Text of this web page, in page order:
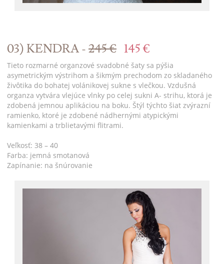
03) KENDRA -245 € 145 €
Tieto rozmarné organzové svadobné šaty sa pýšia
asymetrickým výstrihom a šikmým prechodom zo skladaného
živôtika do bohatej volánikovej sukne s vlečkou. Vzdušná
organza vytvára vlejúce vlnky po celej sukni A- strihu, ktorá je
zdobená jemnou aplikáciou na boku. Štýl týchto šiat zvýrazní
ramienko, ktoré je zdobené nádhernými atypickými
kamienkami a trblietavými flitrami.
Veľkosť: 38 – 40
Farba: jemná smotanová
Zapínanie: na šnúrovanie